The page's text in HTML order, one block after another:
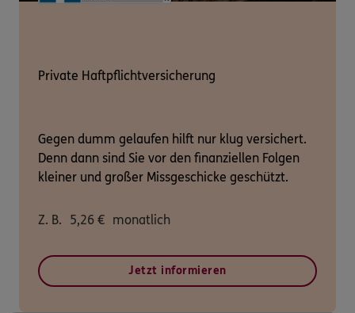
Private Haftpflichtversicherung
Gegen dumm gelaufen hilft nur klug versichert.
Denn dann sind Sie vor den finanziellen Folgen
kleiner und großer Missgeschicke geschützt.
Z. B. 5,26 € monatlich
Jetzt informieren